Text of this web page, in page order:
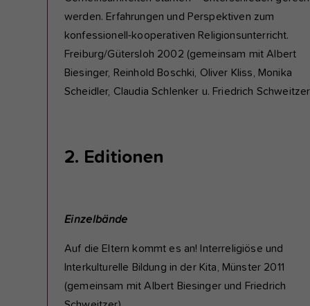
werden. Erfahrungen und Perspektiven zum
konfessionell-kooperativen Religionsunterricht.
Freiburg/Gütersloh 2002 (gemeinsam mit Albert
Biesinger, Reinhold Boschki, Oliver Kliss, Monika
Scheidler, Claudia Schlenker u. Friedrich
2. Editionen
Einzelbände
Auf die Eltern kommt es an! Interreligiöse und
Interkulturelle Bildung in der Kita, Münster 2011
(gemeinsam mit Albert Biesinger und Friedrich